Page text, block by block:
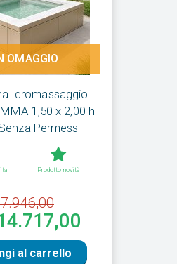
Idromassaggio
1,50 x 2,00 h
Permessi
Prodotto novità
al carrello
OMAGGIO